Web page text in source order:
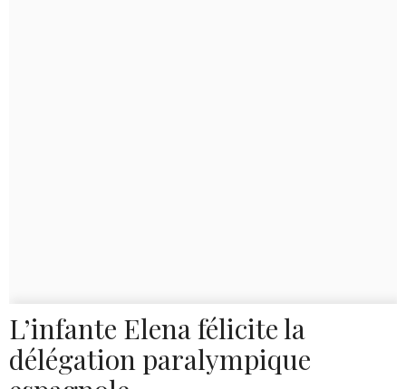
L’infante Elena félicite la
délégation paralympique